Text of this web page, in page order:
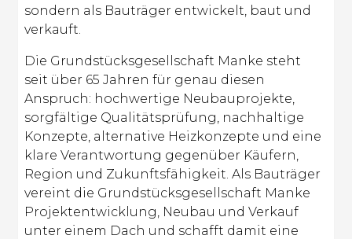
sondern als Bauträger entwickelt, baut und
verkauft.
Die Grundstücksgesellschaft Manke steht
seit über 65 Jahren für genau diesen
Anspruch: hochwertige Neubauprojekte,
sorgfältige Qualitätsprüfung, nachhaltige
Konzepte, alternative Heizkonzepte und eine
klare Verantwortung gegenüber Käufern,
Region und Zukunftsfähigkeit. Als Bauträger
vereint die Grundstücksgesellschaft Manke
Projektentwicklung, Neubau und Verkauf
unter einem Dach und schafft damit eine